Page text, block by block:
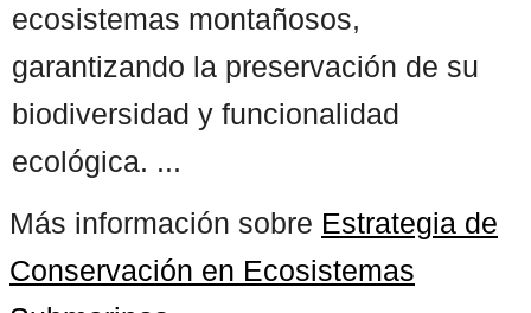
ecosistemas montañosos,
garantizando la preservación de su
biodiversidad y funcionalidad
ecológica. ...
Más información sobre Estrategia de
Conservación en Ecosistemas